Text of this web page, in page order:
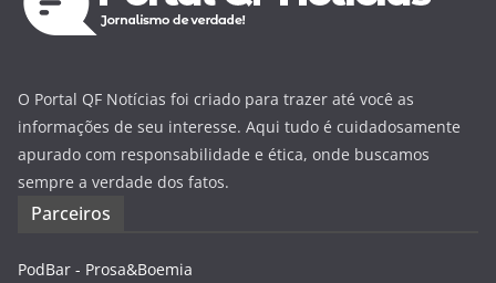
O Portal QF Notícias foi criado para trazer até você as
informações de seu interesse. Aqui tudo é cuidadosamente
apurado com responsabilidade e ética, onde buscamos
sempre a verdade dos fatos.
Parceiros
PodBar - Prosa&Boemia